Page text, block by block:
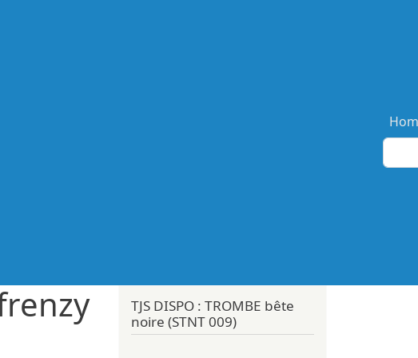
TJS DISPO : TROMBE bête
noire (STNT 009)